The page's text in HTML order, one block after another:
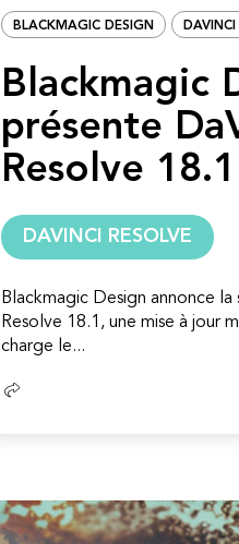
BLACKMAGIC DESIGN
Blackmagic
présente
Resolve 18.1
DAVINCI RESOLVE
Blackmagic Design annonce
Resolve 18.1, une mise à jour
charge le...
Lire